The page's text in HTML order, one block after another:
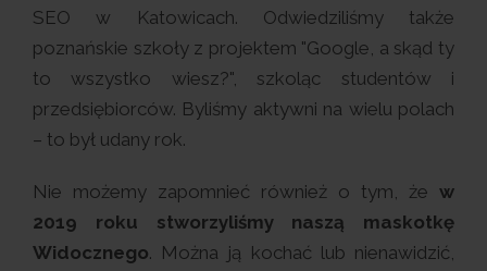
SEO w Katowicach. Odwiedziliśmy także
poznańskie szkoły z projektem "Google, a skąd ty
to wszystko wiesz?", szkoląc studentów i
przedsiębiorców. Byliśmy aktywni na wielu polach
– to był udany rok.
Nie możemy zapomnieć również o tym, że w
2019 roku stworzyliśmy naszą maskotkę
Widocznego. Można ją kochać lub nienawidzić,